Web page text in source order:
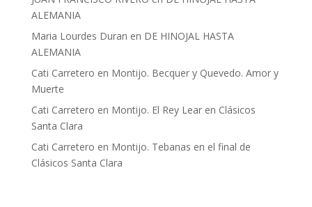
ALEMANIA
Maria Lourdes Duran en DE HINOJAL HASTA
ALEMANIA
Cati Carretero en Montijo. Becquer y Quevedo. Amor y
Muerte
Cati Carretero en Montijo. El Rey Lear en Clásicos
Santa Clara
Cati Carretero en Montijo. Tebanas en el final de
Clásicos Santa Clara